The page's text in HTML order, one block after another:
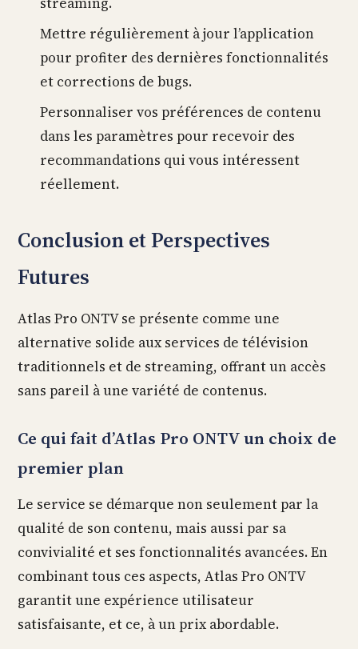
Mettre régulièrement à jour l’application
pour profiter des dernières fonctionnalités
et corrections de bugs.
Personnaliser vos préférences de contenu
dans les paramètres pour recevoir des
recommandations qui vous intéressent
réellement.
Conclusion et Perspectives
Futures
Atlas Pro ONTV se présente comme une
alternative solide aux services de télévision
traditionnels et de streaming, offrant un accès
sans pareil à une variété de contenus.
Ce qui fait d’Atlas Pro ONTV un choix de
premier plan
Le service se démarque non seulement par la
qualité de son contenu, mais aussi par sa
convivialité et ses fonctionnalités avancées. En
combinant tous ces aspects, Atlas Pro ONTV
garantit une expérience utilisateur
satisfaisante, et ce, à un prix abordable.